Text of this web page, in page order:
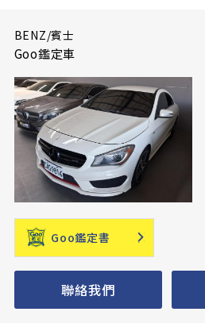
BENZ/賓士
Goo鑑定車
Goo鑑定書
聯絡我們